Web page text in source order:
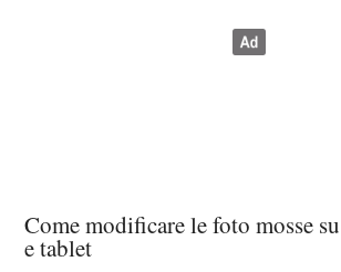
Come modificare le foto mosse
e tablet